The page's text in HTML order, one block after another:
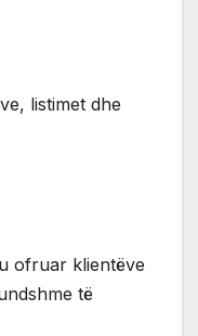
listimet dhe
ofruar klientëve
të